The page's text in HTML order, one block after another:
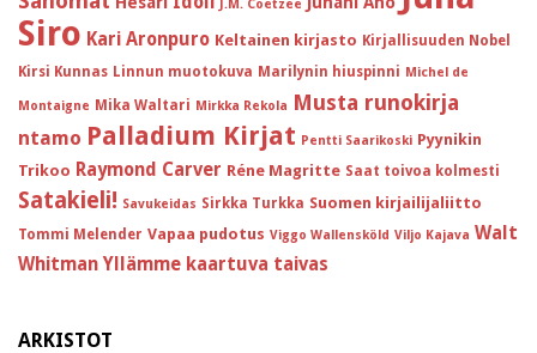
J.M. Coetzee
Siro Kari Aronpuro Keltainen kirjasto Kirjallisuuden Nobel
Kirsi Kunnas Linnun muotokuva Marilynin hiuspinni Michel de
Montaigne Mika Waltari Mirkka Rekola Musta runokirja
ntamo Palladium Kirjat Pentti Saarikoski Pyynikin
Trikoo Raymond Carver Réne Magritte Saat toivoa kolmesti
Satakieli! Savukeidas Sirkka Turkka Suomen kirjailijaliitto
Tommi Melender Vapaa pudotus Viggo Wallensköld Viljo Kajava Walt
Whitman Yllämme kaartuva taivas
ARKISTOT